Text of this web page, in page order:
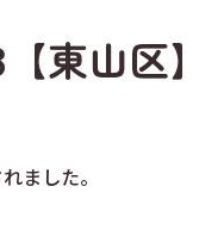
東山区】
ました。